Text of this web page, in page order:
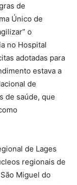
de
Único de
o
no Hospital
adotadas para
estava a
de
de saúde, que
de Lages
regionais de
Miguel do